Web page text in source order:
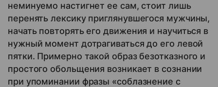
неминуемо настигнет ее сам, стоит лишь
перенять лексику приглянувшегося мужчины,
начать повторять его движения и научиться в
нужный момент дотрагиваться до его левой
пятки. Примерно такой образ безотказного и
простого обольщения возникает в сознании
при упоминании фразы «соблазнение с